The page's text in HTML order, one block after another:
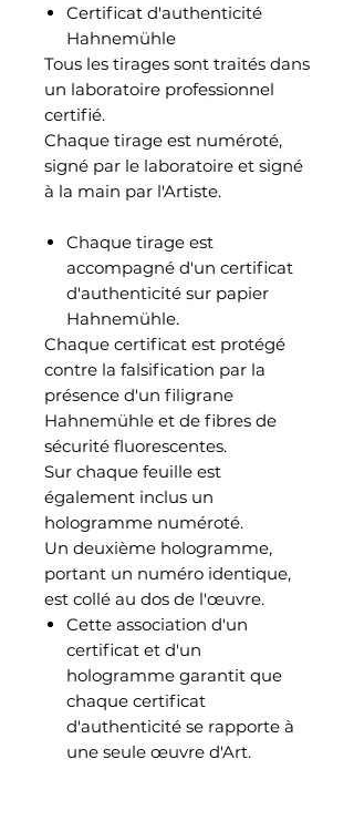
Certificat d'authenticité
Hahnemühle
Tous les tirages sont traités dans
un laboratoire professionnel
certifié.
Chaque tirage est numéroté,
signé par le laboratoire et signé
à la main par l'Artiste.
Chaque tirage est
accompagné d'un certificat
d'authenticité sur papier
Hahnemühle.
Chaque certificat est protégé
contre la falsification par la
présence d'un filigrane
Hahnemühle et de fibres de
sécurité fluorescentes.
Sur chaque feuille est
également inclus un
hologramme numéroté.
Un deuxième hologramme,
portant un numéro identique,
est collé au dos de l'œuvre.
Cette association d'un
certificat et d'un
hologramme garantit que
chaque certificat
d'authenticité se rapporte à
une seule œuvre d'Art.